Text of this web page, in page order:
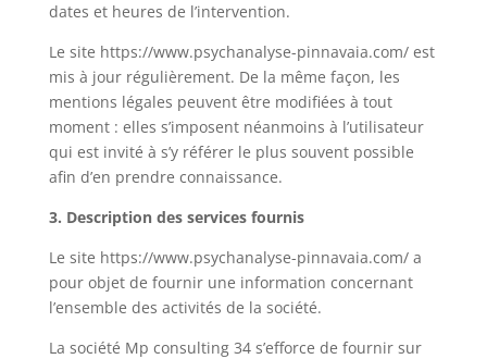
dates et heures de l’intervention.
Le site https://www.psychanalyse-pinnavaia.com/ est
mis à jour régulièrement. De la même façon, les
mentions légales peuvent être modifiées à tout
moment : elles s’imposent néanmoins à l’utilisateur
qui est invité à s’y référer le plus souvent possible
afin d’en prendre connaissance.
3. Description des services fournis
Le site https://www.psychanalyse-pinnavaia.com/ a
pour objet de fournir une information concernant
l’ensemble des activités de la société.
La société Mp consulting 34 s’efforce de fournir sur